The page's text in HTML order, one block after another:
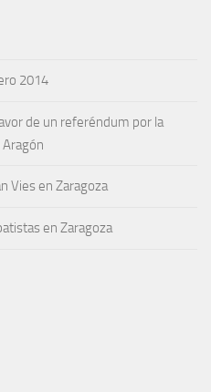
2014
de un referéndum por la
Vies en Zaragoza
en Zaragoza